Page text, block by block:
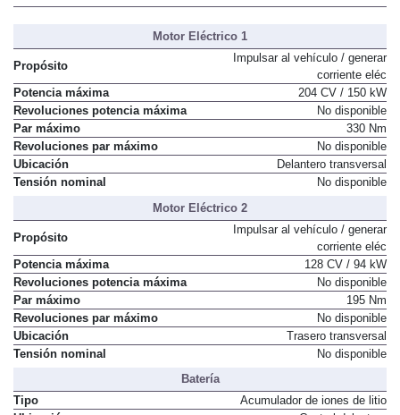
Motor Eléctrico 1
Propósito
Impulsar al vehículo / generar
corriente eléc
Potencia máxima
204 CV / 150 kW
Revoluciones potencia máxima
No disponible
Par máximo
330 Nm
Revoluciones par máximo
No disponible
Ubicación
Delantero transversal
Tensión nominal
No disponible
Motor Eléctrico 2
Propósito
Impulsar al vehículo / generar
corriente eléc
Potencia máxima
128 CV / 94 kW
Revoluciones potencia máxima
No disponible
Par máximo
195 Nm
Revoluciones par máximo
No disponible
Ubicación
Trasero transversal
Tensión nominal
No disponible
Batería
Tipo
Acumulador de iones de litio